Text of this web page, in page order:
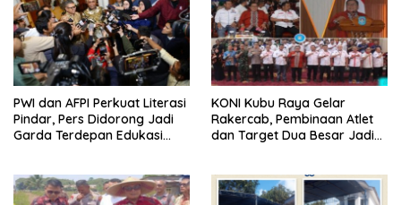
PWI dan AFPI Perkuat Literasi
Pindar, Pers Didorong Jadi
Garda Terdepan Edukasi
KONI Kubu Raya Gelar
Rakercab, Pembinaan Atlet
dan Target Dua Besar Jadi